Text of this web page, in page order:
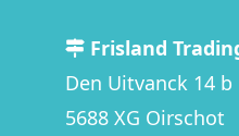
Frisland
Den Uitvanck 14 b
5688 XG Oirschot